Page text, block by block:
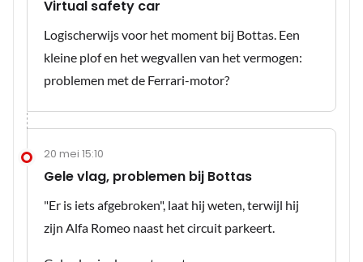
Virtual safety car
Logischerwijs voor het moment bij Bottas. Een
kleine plof en het wegvallen van het vermogen:
problemen met de Ferrari-motor?
20 mei 15:10
Gele vlag, problemen bij Bottas
"Er is iets afgebroken", laat hij weten, terwijl hij
zijn Alfa Romeo naast het circuit parkeert.